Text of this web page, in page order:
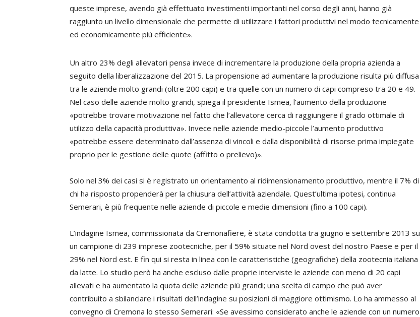
queste imprese, avendo già effettuato investimenti importanti nel corso degli anni, hanno già
raggiunto un livello dimensionale che permette di utilizzare i fattori produttivi nel modo tecnicamente
ed economicamente più efficiente».
Un altro 23% degli allevatori pensa invece di incrementare la produzione della propria azienda a
seguito della liberalizzazione del 2015. La propensione ad aumentare la produzione risulta più diffusa
tra le aziende molto grandi (oltre 200 capi) e tra quelle con un numero di capi compreso tra 20 e 49.
Nel caso delle aziende molto grandi, spiega il presidente Ismea, l’aumento della produzione
«potrebbe trovare motivazione nel fatto che l’allevatore cerca di raggiungere il grado ottimale di
utilizzo della capacità produttiva». Invece nelle aziende medio-piccole l’aumento produttivo
«potrebbe essere determinato dall’assenza di vincoli e dalla disponibilità di risorse prima impiegate
proprio per le gestione delle quote (affitto o prelievo)».
Solo nel 3% dei casi si è registrato un orientamento al ridimensionamento produttivo, mentre il 7% di
chi ha risposto propenderà per la chiusura dell’attività aziendale. Quest’ultima ipotesi, continua
Semerari, è più frequente nelle aziende di piccole e medie dimensioni (fino a 100 capi).
L’indagine Ismea, commissionata da Cremonafiere, è stata condotta tra giugno e settembre 2013 su
un campione di 239 imprese zootecniche, per il 59% situate nel Nord ovest del nostro Paese e per il
29% nel Nord est. E fin qui si resta in linea con le caratteristiche (geografiche) della zootecnia italiana
da latte. Lo studio però ha anche escluso dalle proprie interviste le aziende con meno di 20 capi
allevati e ha aumentato la quota delle aziende più grandi; una scelta di campo che può aver
contribuito a sbilanciare i risultati dell’indagine su posizioni di maggiore ottimismo. Lo ha ammesso al
convegno di Cremona lo stesso Semerari: «Se avessimo considerato anche le aziende con un numero